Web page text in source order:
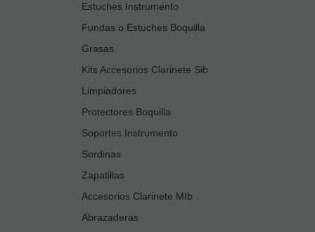
Estuches Instrumento
Fundas o Estuches Boquilla
Grasas
Kits Accesorios Clarinete Sib
Limpiadores
Protectores Boquilla
Soportes Instrumento
Sordinas
Zapatillas
Accesorios Clarinete MIb
Abrazaderas